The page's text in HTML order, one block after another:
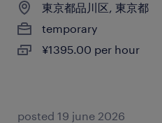
東京都品川区, 東京都
temporary
¥1395.00 per hour
posted 19 june 2026